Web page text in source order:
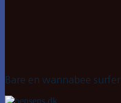
Bare en wannabee surfer